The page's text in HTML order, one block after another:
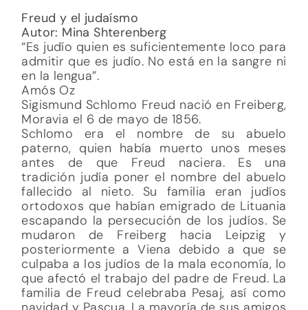
Freud y el judaísmo
Autor: Mina Shterenberg
“Es judío quien es suficientemente loco para
admitir que es judío. No está en la sangre ni
en la lengua”.
Amós Oz
Sigismund Schlomo Freud nació en Freiberg,
Moravia el 6 de mayo de 1856.
Schlomo era el nombre de su abuelo
paterno, quien había muerto unos meses
antes de que Freud naciera. Es una
tradición judía poner el nombre del abuelo
fallecido al nieto. Su familia eran judíos
ortodoxos que habían emigrado de Lituania
escapando la persecución de los judíos. Se
mudaron de Freiberg hacia Leipzig y
posteriormente a Viena debido a que se
culpaba a los judíos de la mala economía, lo
que afectó el trabajo del padre de Freud. La
familia de Freud celebraba Pesaj, así como